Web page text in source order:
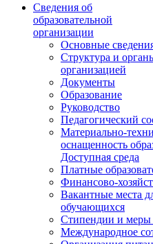
Сведения об
образовательной
организации
Основные
Структура и
организацией
Документы
Образование
Руководство
Педагогический
Материально-
оснащенность
Доступная среда
Платные
Финансово-
Вакантные места
обучающихся
Стипендии и меры
Международное